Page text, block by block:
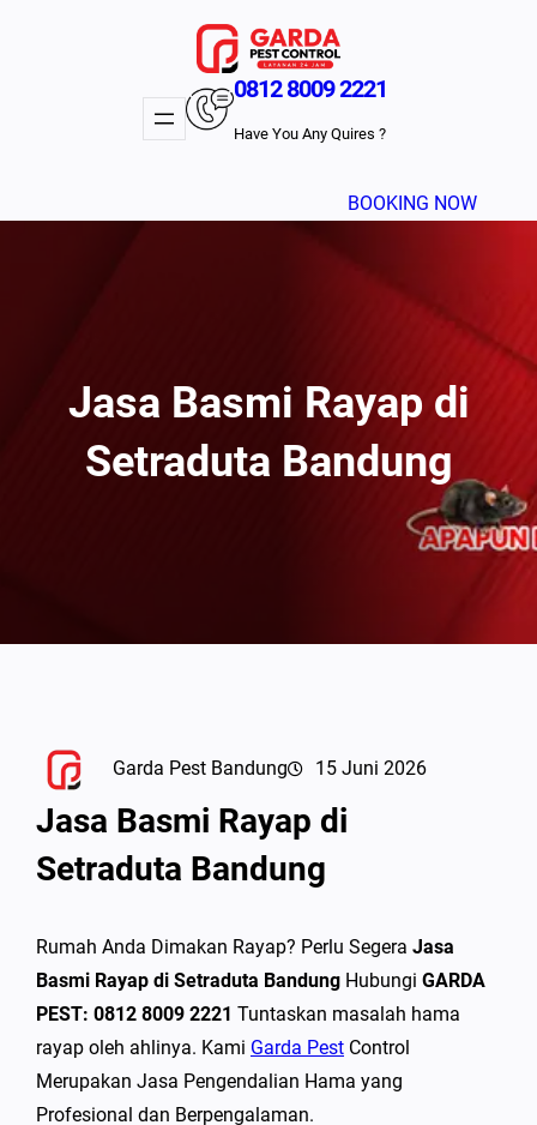
0812 8009 2221
Have You Any Quires ?
BOOKING NOW
Jasa Basmi Rayap di
Setraduta Bandung
Garda Pest Bandung 15 Juni 2026
Jasa Basmi Rayap di
Setraduta Bandung
Rumah Anda Dimakan Rayap? Perlu Segera Jasa
Basmi Rayap di Setraduta Bandung Hubungi GARDA
PEST: 0812 8009 2221 Tuntaskan masalah hama
rayap oleh ahlinya. Kami Garda Pest Control
Merupakan Jasa Pengendalian Hama yang
Profesional dan Berpengalaman.